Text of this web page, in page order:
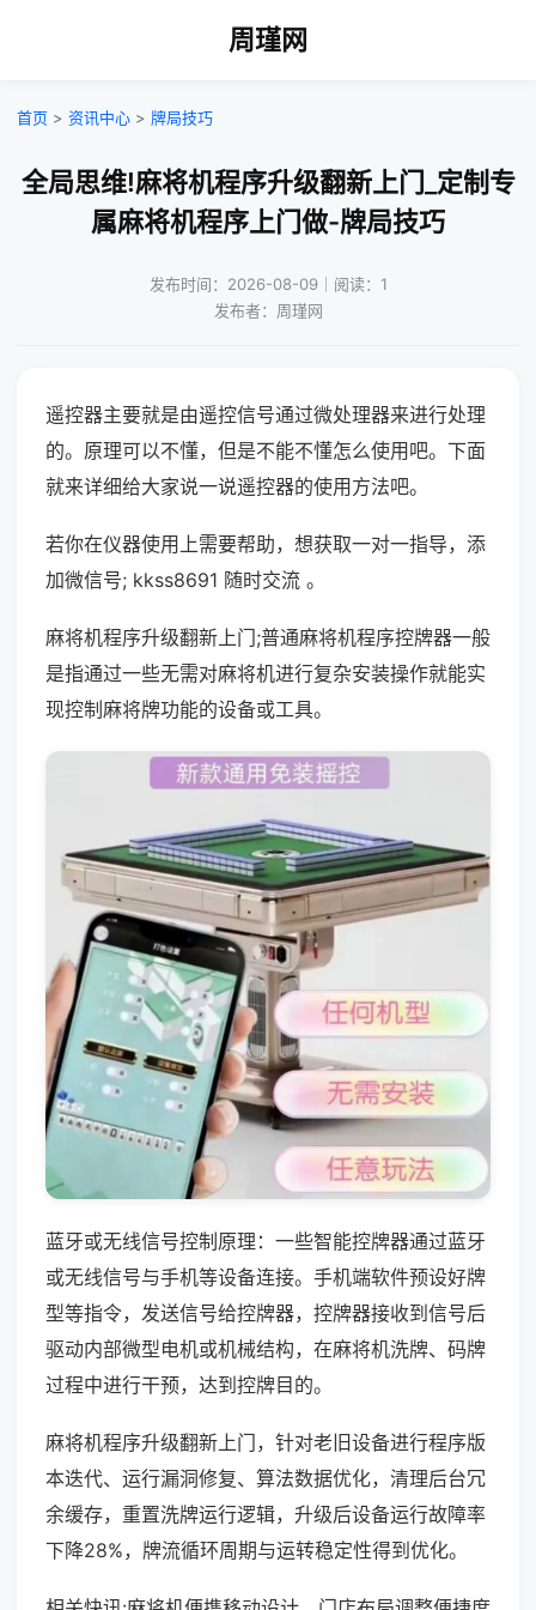
周瑾网
首页 > 资讯中心 > 牌局技巧
全局思维!麻将机程序升级翻新上门_定制专
属麻将机程序上门做-牌局技巧
发布时间：2026-08-09｜阅读：1
发布者：周瑾网
遥控器主要就是由遥控信号通过微处理器来进行处理
的。原理可以不懂，但是不能不懂怎么使用吧。下面
就来详细给大家说一说遥控器的使用方法吧。
若你在仪器使用上需要帮助，想获取一对一指导，添
加微信号; kkss8691 随时交流 。
麻将机程序升级翻新上门;普通麻将机程序控牌器一般
是指通过一些无需对麻将机进行复杂安装操作就能实
现控制麻将牌功能的设备或工具。
蓝牙或无线信号控制原理：一些智能控牌器通过蓝牙
或无线信号与手机等设备连接。手机端软件预设好牌
型等指令，发送信号给控牌器，控牌器接收到信号后
驱动内部微型电机或机械结构，在麻将机洗牌、码牌
过程中进行干预，达到控牌目的。
麻将机程序升级翻新上门，针对老旧设备进行程序版
本迭代、运行漏洞修复、算法数据优化，清理后台冗
余缓存，重置洗牌运行逻辑，升级后设备运行故障率
下降28%，牌流循环周期与运转稳定性得到优化。